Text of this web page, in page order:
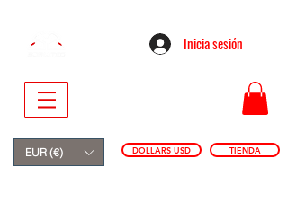
Inicia sesión
EUR (€) DOLLARS USD TIENDA